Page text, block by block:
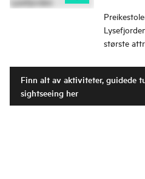
største
Finn alt av aktiviteter, guidede
sightseeing her